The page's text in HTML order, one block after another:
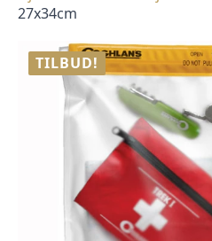
27x34cm
TILBUD!